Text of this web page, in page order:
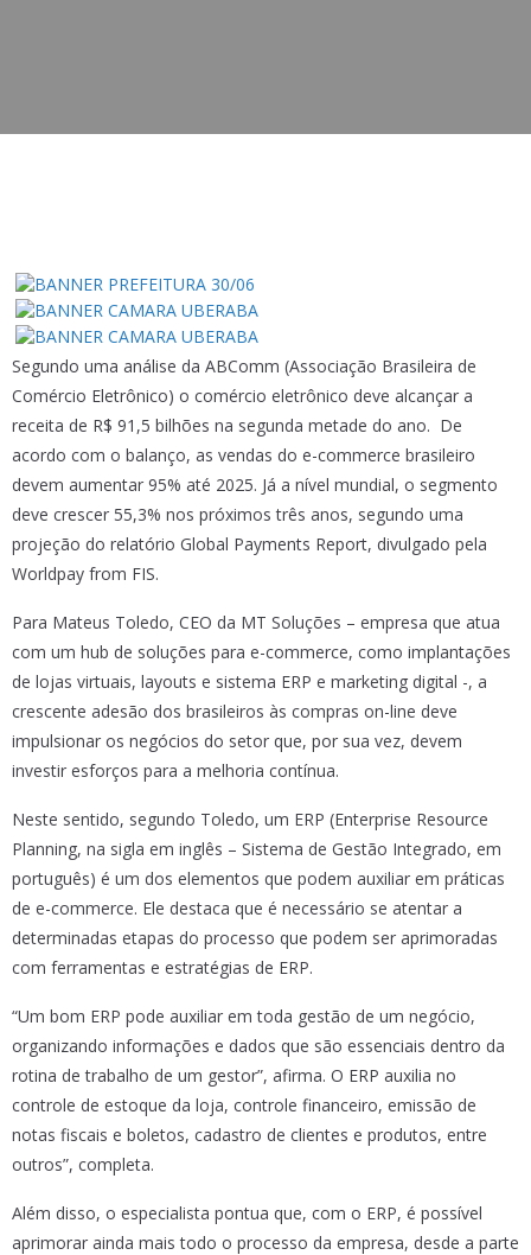
Segundo uma análise da ABComm (Associação Brasileira de
Comércio Eletrônico) o comércio eletrônico deve alcançar a
receita de R$ 91,5 bilhões na segunda metade do ano. De
acordo com o balanço, as vendas do e-commerce brasileiro
devem aumentar 95% até 2025. Já a nível mundial, o segmento
deve crescer 55,3% nos próximos três anos, segundo uma
projeção do relatório Global Payments Report, divulgado pela
Worldpay from FIS.
Para Mateus Toledo, CEO da MT Soluções – empresa que atua
com um hub de soluções para e-commerce, como implantações
de lojas virtuais, layouts e sistema ERP e marketing digital -, a
crescente adesão dos brasileiros às compras on-line deve
impulsionar os negócios do setor que, por sua vez, devem
investir esforços para a melhoria contínua.
Neste sentido, segundo Toledo, um ERP (Enterprise Resource
Planning, na sigla em inglês – Sistema de Gestão Integrado, em
português) é um dos elementos que podem auxiliar em práticas
de e-commerce. Ele destaca que é necessário se atentar a
determinadas etapas do processo que podem ser aprimoradas
com ferramentas e estratégias de ERP.
“Um bom ERP pode auxiliar em toda gestão de um negócio,
organizando informações e dados que são essenciais dentro da
rotina de trabalho de um gestor”, afirma. O ERP auxilia no
controle de estoque da loja, controle financeiro, emissão de
notas fiscais e boletos, cadastro de clientes e produtos, entre
outros”, completa.
Além disso, o especialista pontua que, com o ERP, é possível
aprimorar ainda mais todo o processo da empresa, desde a parte